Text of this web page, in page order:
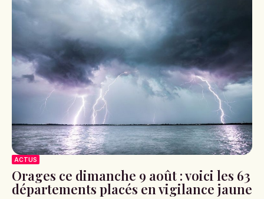
ACTUS
Orages ce dimanche 9 août : voici les 63
départements placés en vigilance jaune